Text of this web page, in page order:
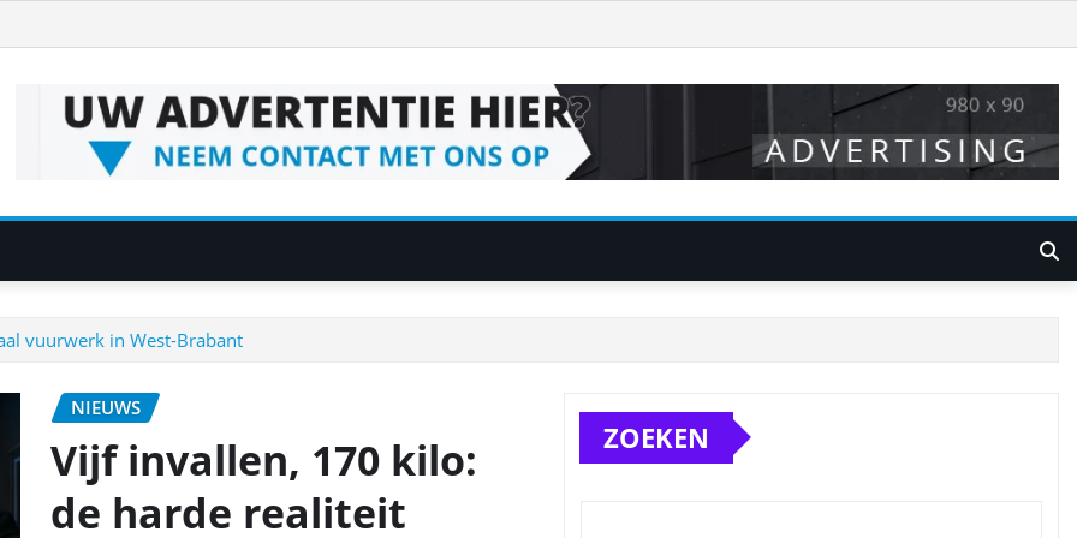
vuurwerk in West-Brabant
NIEUWS
Vijf invallen, 170 kilo:
de harde realiteit
ZOEKEN